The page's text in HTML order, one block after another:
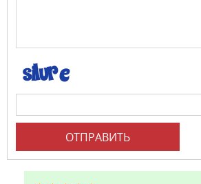
ОТПРАВИТЬ